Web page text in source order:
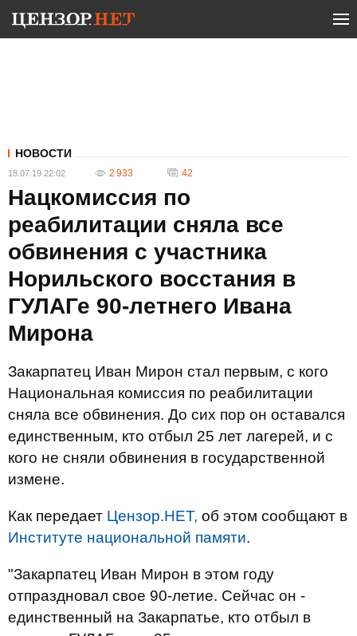
НОВОСТИ
18.07.19 22:02 2 933 42
Нацкомиссия по
реабилитации сняла все
обвинения с участника
Норильского восстания в
ГУЛАГе 90-летнего Ивана
Мирона
Закарпатец Иван Мирон стал первым, с кого
Национальная комиссия по реабилитации
сняла все обвинения. До сих пор он оставался
единственным, кто отбыл 25 лет лагерей, и с
кого не сняли обвинения в государственной
измене.
Как передает Цензор.НЕТ, об этом сообщают в
Институте национальной памяти.
"Закарпатец Иван Мирон в этом году
отпраздновал свое 90-летие. Сейчас он -
единственный на Закарпатье, кто отбыл в